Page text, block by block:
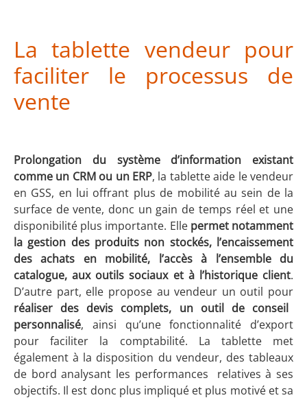
La tablette vendeur pour
faciliter le processus de
vente
Prolongation du système d’information existant
comme un CRM ou un ERP, la tablette aide le vendeur
en GSS, en lui offrant plus de mobilité au sein de la
surface de vente, donc un gain de temps réel et une
disponibilité plus importante. Ellepermet notamment
la gestion des produits non stockés, l’encaissement
des achats en mobilité, l’accès à l’ensemble du
catalogue, aux outils sociaux et à l’historique client.
D’autre part, elle propose au vendeur un outil pour
réaliser des devis complets, un outil de conseil
personnalisé, ainsi qu’une fonctionnalité d’export
pour faciliter la comptabilité. La tablette met
également à la disposition du vendeur, des tableaux
de bord analysant les performances relatives à ses
objectifs. Il est donc plus impliqué et plus motivé et sa